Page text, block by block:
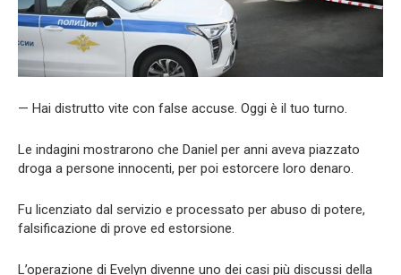
— Hai distrutto vite con false accuse. Oggi è il tuo turno.
Le indagini mostrarono che Daniel per anni aveva piazzato
droga a persone innocenti, per poi estorcere loro denaro.
Fu licenziato dal servizio e processato per abuso di potere,
falsificazione di prove ed estorsione.
L’operazione di Evelyn divenne uno dei casi più discussi della